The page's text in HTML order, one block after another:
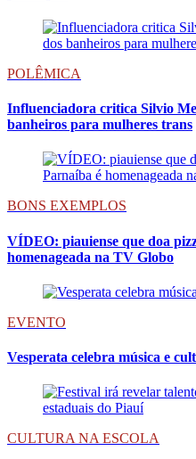
POLÊMICA
Influenciadora critica Silvio
banheiros para mulheres trans
BONS EXEMPLOS
VÍDEO: piauiense que doa
homenageada na TV Globo
EVENTO
Vesperata celebra música e
CULTURA NA ESCOLA